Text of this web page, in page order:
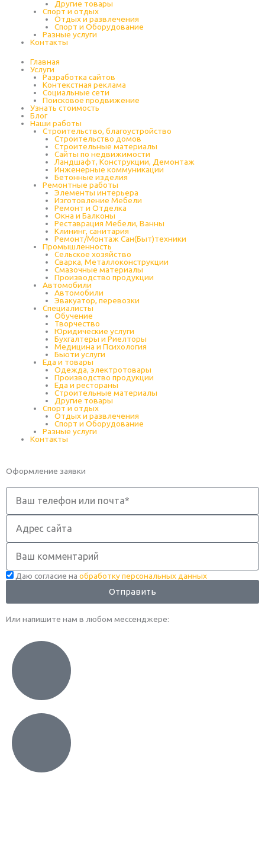
Другие товары
Спорт и отдых
Отдых и развлечения
Спорт и Оборудование
Разные услуги
Контакты
Главная
Услуги
Разработка сайтов
Контекстная реклама
Социальные сети
Поисковое продвижение
Узнать стоимость
Блог
Наши работы
Строительство, благоустройство
Строительство домов
Строительные материалы
Сайты по недвижимости
Ландшафт, Конструкции, Демонтаж
Инженерные коммуникации
Бетонные изделия
Ремонтные работы
Элементы интерьера
Изготовление Мебели
Ремонт и Отделка
Окна и Балконы
Реставрация Мебели, Ванны
Клининг, санитария
Ремонт/Монтаж Сан(Быт)техники
Промышленность
Cельское хозяйство
Сварка, Металлоконструкции
Cмазочные материалы
Производство продукции
Автомобили
Автомобили
Эвакуатор, перевозки
Специалисты
Обучение
Творчество
Юридические услуги
Бухгалтеры и Риелторы
Медицина и Психология
Бьюти услуги
Еда и товары
Одежда, электротовары
Производство продукции
Еда и рестораны
Строительные материалы
Другие товары
Спорт и отдых
Отдых и развлечения
Спорт и Оборудование
Разные услуги
Контакты
Оформление заявки
Телефон
Адрес
сайта
Комментарий
Даю согласие на обработку персональных данных
Отправить
Или напишите нам в любом месcенджере: